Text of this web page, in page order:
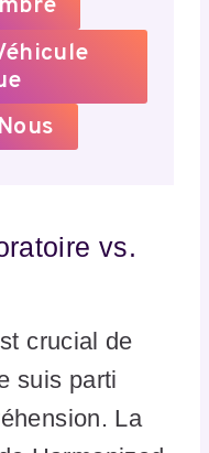
vs.
crucial de
suis parti
La